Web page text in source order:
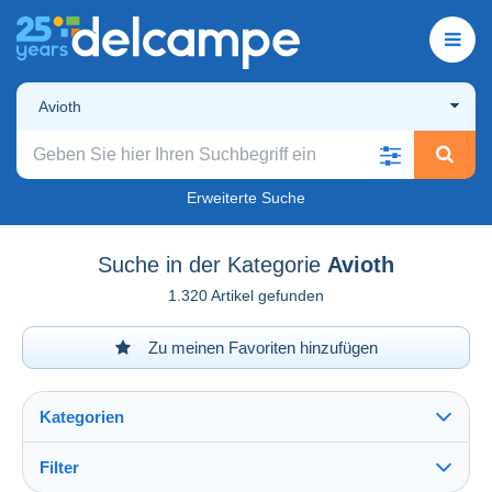
Avioth
Erweiterte Suche
Suche in der Kategorie Avioth
1.320 Artikel gefunden
Zu meinen Favoriten hinzufügen
Kategorien
Filter